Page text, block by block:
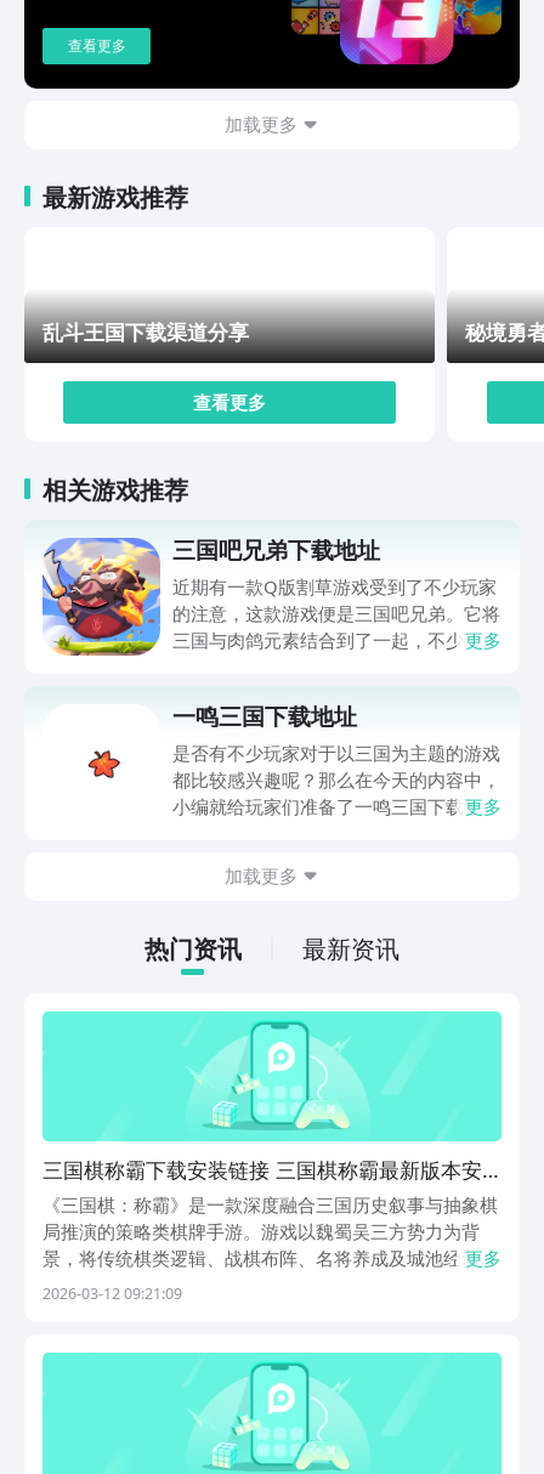
查看更多
加载更多
最新游戏推荐
乱斗王国下载渠道分享
查看更多
秘境勇
相关游戏推荐
三国吧兄弟下载地址
近期有一款Q版割草游戏受到了不少玩家
的注意，这款游戏便是三国吧兄弟。它将
三国与肉鸽元素结合到了一起，不少玩家
作的安卓下载地址，下面就有具体的链
接，快一起来试试吧。
更多
一鸣三国下载地址
是否有不少玩家对于以三国为主题的游戏
都比较感兴趣呢？那么在今天的内容中，
小编就给玩家们准备了一鸣三国下载预约
游戏正式上线的小伙伴还是比较多的，那
便在正式开服之后抢先体验哦，大家千万
不要错过了。
更多
加载更多
热门资讯 最新资讯
三国棋称霸下载安装链接 三国棋称霸最新版本安
装包推荐
《三国棋：称霸》是一款深度融合三国历史叙事与抽象棋
局推演的策略类棋牌手游。游戏以魏蜀吴三方势力为背
景，将传统棋类逻辑、战棋布阵、名将养成及城池经营四
大维度有机整合，构建出兼具深度与易上手性的新型策略
一
更多
2026-03-12 09:21:09